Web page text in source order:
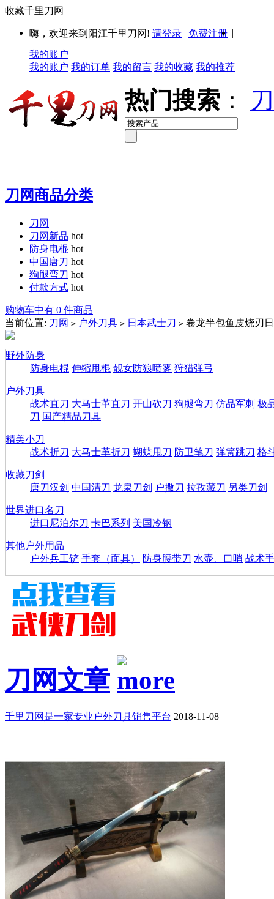
收藏千里刀网
嗨，欢迎来到阳江千里刀网! 请登录 | 免费注册 ||
我的账户
我的账户 我的订单 我的留言 我的收藏 我的推荐
热门搜索 ：
刀网商品分类
刀网
刀网新品 hot
防身电棍 hot
中国唐刀 hot
狗腿弯刀 hot
付款方式 hot
购物车中有 0 件商品
当前位置: 刀网 > 户外刀具 > 日本武士刀 > 卷龙半包鱼皮烧刃
野外防身
防身电棍 伸缩甩棍 靓女防狼喷雾 狩猎弹弓
户外刀具
战术直刀 大马士革直刀 开山砍刀 狗腿弯刀 仿品军刺 极
刀 国产精品刀具
精美小刀
战术折刀 大马士革折刀 蝴蝶甩刀 防卫笔刀 弹簧跳刀 格
收藏刀剑
唐刀汉剑 中国清刀 龙泉刀剑 户撒刀 拉孜藏刀 另类刀剑
世界进口名刀
进口尼泊尔刀 卡巴系列 美国冷钢
其他户外用品
户外兵工铲 手套（面具） 防身腰带刀 水壶、口哨 战术
刀网文章
千里刀网是一家专业户外刀具销售平台 2018-11-08